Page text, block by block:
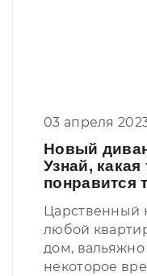
03 апреля
Новый
Узнай, какая
понравится
Царственный
любой
дом, вальяжно
некоторое